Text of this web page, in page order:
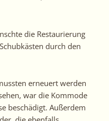
die Restaurierung
durch den
erneuert werden
war die Kommode
beschädigt. Außerdem